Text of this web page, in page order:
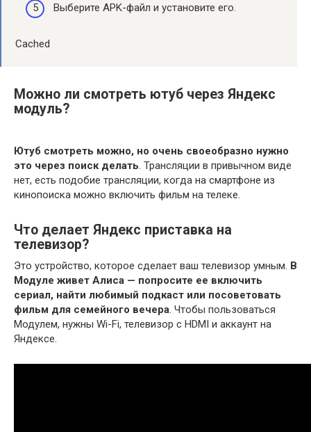
Выберите APK-файл и установите его.
Cached
Можно ли смотреть ютуб через Яндекс
модуль?
Ютуб смотреть можно, но очень своеобразно нужно
это через поиск делать. Трансляции в привычном виде
нет, есть подобие трансляции, когда на смартфоне из
кинопоиска можно включить фильм на телеке.
Что делает Яндекс приставка на
телевизор?
Это устройство, которое сделает ваш телевизор умным. В
Модуле живет Алиса — попросите ее включить
сериал, найти любимый подкаст или посоветовать
фильм для семейного вечера. Чтобы пользоваться
Модулем, нужны Wi-Fi, телевизор с HDMI и аккаунт на
Яндексе.